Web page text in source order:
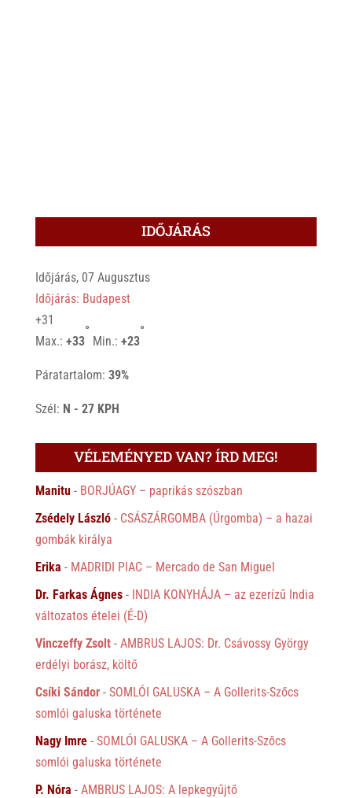
IDŐJÁRÁS
Időjárás, 07 Augusztus
Időjárás: Budapest
+31
Max.: +33
°
Min.: +23
°
Páratartalom: 39%
Szél: N - 27 KPH
VÉLEMÉNYED VAN? ÍRD MEG!
Manitu- BORJÚAGY – paprikás szószban
Zsédely László- CSÁSZÁRGOMBA (Úrgomba) – a hazai
gombák királya
Erika - MADRIDI PIAC – Mercado de San Miguel
Dr. Farkas Ágnes- INDIA KONYHÁJA – az ezerízű India
változatos ételei (É-D)
Vinczeffy Zsolt- AMBRUS LAJOS: Dr. Csávossy György
erdélyi borász, költő
Csíki Sándor- SOMLÓI GALUSKA – A Gollerits-Szőcs
somlói galuska története
Nagy Imre- SOMLÓI GALUSKA – A Gollerits-Szőcs
somlói galuska története
P. Nóra - AMBRUS LAJOS: A lepkegyűjtő